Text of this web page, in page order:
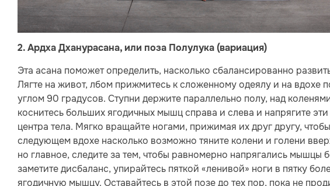
2. Ардха Дханурасана, или поза Полулука (вариация)
Эта асана поможет определить, насколько сбалансированно
Лягте на живот, лбом прижмитесь к сложенному одеялу и на вдохе
углом 90 градусов. Ступни держите параллельно полу, над
коснитесь больших ягодичных мышц справа и слева и напрягите
центра тела. Мягко вращайте ногами, прижимая их друг другу,
следующем вдохе насколько возможно тяните колени и голени
но главное, следите за тем, чтобы равномерно напрягались
заметите дисбаланс, упирайтесь пяткой «ленивой» ноги в пятку
ягодичную мышцу. Оставайтесь в этой позе до тех пор, пока не